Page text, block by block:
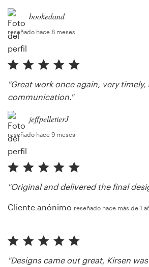
bookedand
reseñado hace 8 meses
"Great work once again, very timely,
communication."
jeffpelletierJ
reseñado hace 9 meses
"Original and delivered the final
Cliente anónimo reseñado hace más de 1
"Designs came out great, Kirsen